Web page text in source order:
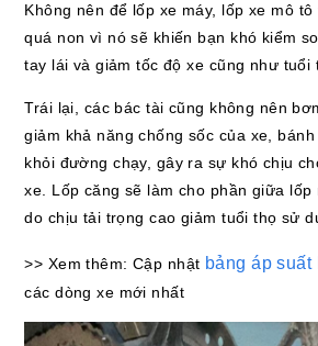
Không nên để lốp xe máy, lốp xe mô
quá non vì nó sẽ khiến bạn khó kiểm
tay lái và giảm tốc độ xe cũng như tuổi
Trái lại, các bác tài cũng không nên
giảm khả năng chống sốc của xe,
khỏi đường chạy, gây ra sự khó chịu
xe. Lốp căng sẽ làm cho phần giữa lốp
do chịu tải trọng cao giảm tuổi thọ sử
>> Xem thêm: Cập nhật bảng áp suất
các dòng xe mới nhất